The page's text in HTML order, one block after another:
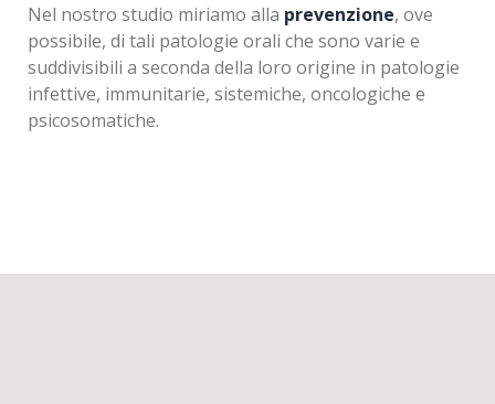
Nel nostro studio miriamo alla prevenzione, ove
possibile, di tali patologie orali che sono varie e
suddivisibili a seconda della loro origine in patologie
infettive, immunitarie, sistemiche, oncologiche e
psicosomatiche.